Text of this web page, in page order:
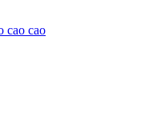
cao cao